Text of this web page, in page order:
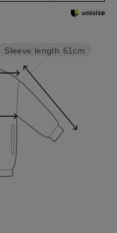
Sleeve length 61cm